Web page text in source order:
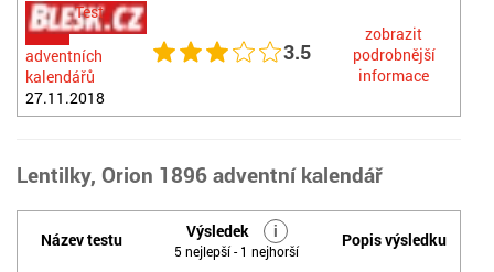
Test
adventních
kalendářů
27.11.2018
3.5
zobrazit
podrobnější
informace
Lentilky, Orion 1896 adventní kalendář
Název testu Výsledek i
5 nejlepší - 1 nejhorší
Popis výsledku